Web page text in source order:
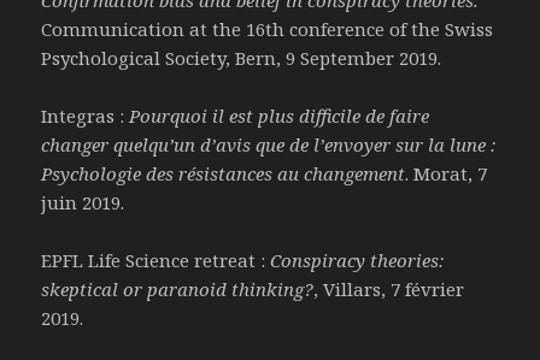
Communication at the 16th conference of the Swiss
Psychological Society, Bern, 9 September 2019.
Integras :Pourquoi il est plus difficile de faire
changer quelqu’un d’avis que de l’envoyer sur la lune :
Psychologie des résistances au changement. Morat, 7
juin 2019.
EPFL Life Science retreat :Conspiracy theories:
skeptical or paranoid thinking?, Villars, 7 février
2019.